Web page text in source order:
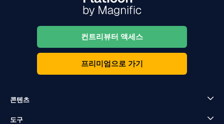
컨트리뷰터 액세스
프리미엄으로 가기
콘텐츠
도구